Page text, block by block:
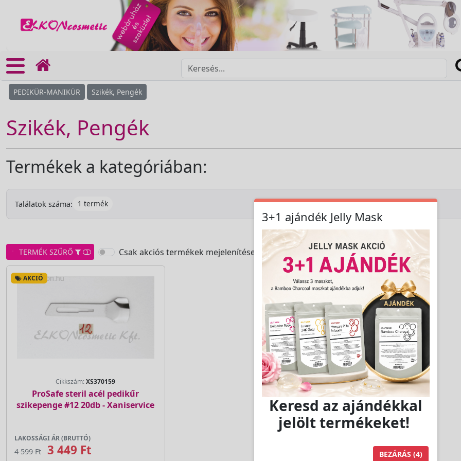
PEDIKÜR-MANIKÜR Szikék, Pengék
Szikék, Pengék
Termékek a kategóriában:
Találatok száma: 1 termék
TERMÉK SZŰRŐ Csak akciós termékek mejelenítése.
AKCIÓ
Cikkszám:XS370159
ProSafe steril acél pedikűr
szikepenge #12 20db - Xaniservice
LAKOSSÁGI ÁR (BRUTTÓ)
4 599 Ft 3 449 Ft
3+1 ajándék Jelly Mask
Keresd az ajándékkal
jelölt termékeket!
BEZÁRÁS (4)